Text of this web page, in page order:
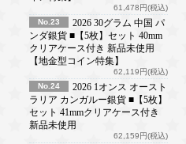
61,478円(税込)
No.23
2026 30グラム 中国 パ
ンダ銀貨 ■【5枚】セット 40mm
クリアケース付き 新品未使用
【地金型コイン特集】
62,119円(税込)
No.24
2026 1オンス オースト
ラリア カンガルー銀貨 ■【5枚】
セット 41mmクリアケース付き
新品未使用
62,159円(税込)